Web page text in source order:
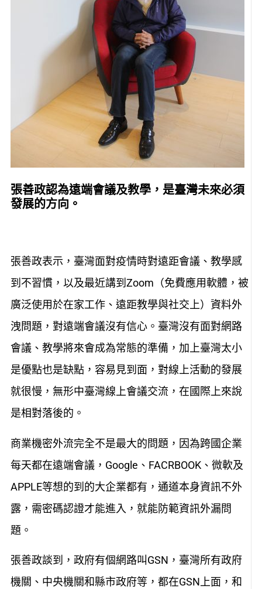
張善政認為遠端會議及教學，是臺灣未來必須
發展的方向。
張善政表示，臺灣面對疫情時對遠距會議、教學感
到不習慣，以及最近講到Zoom（免費應用軟體，被
廣泛使用於在家工作、遠距教學與社交上）資料外
洩問題，對遠端會議沒有信心。臺灣沒有面對網路
會議、教學將來會成為常態的準備，加上臺灣太小
是優點也是缺點，容易見到面，對線上活動的發展
就很慢，無形中臺灣線上會議交流，在國際上來說
是相對落後的。
商業機密外流完全不是最大的問題，因為跨國企業
每天都在遠端會議，Google、FACRBOOK、微軟及
APPLE等想的到的大企業都有，通道本身資訊不外
露，需密碼認證才能進入，就能防範資訊外漏問
題。
張善政談到，政府有個網路叫GSN，臺灣所有政府
機關、中央機關和縣市政府等，都在GSN上面，和